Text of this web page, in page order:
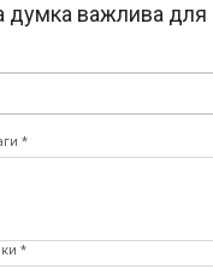
думка важлива для
*
*